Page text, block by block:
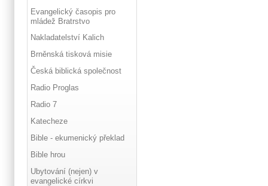
Evangelický časopis pro
mládež Bratrstvo
Nakladatelství Kalich
Brněnská tisková misie
Česká biblická společnost
Radio Proglas
Radio 7
Katecheze
Bible - ekumenický překlad
Bible hrou
Ubytování (nejen) v
evangelické církvi